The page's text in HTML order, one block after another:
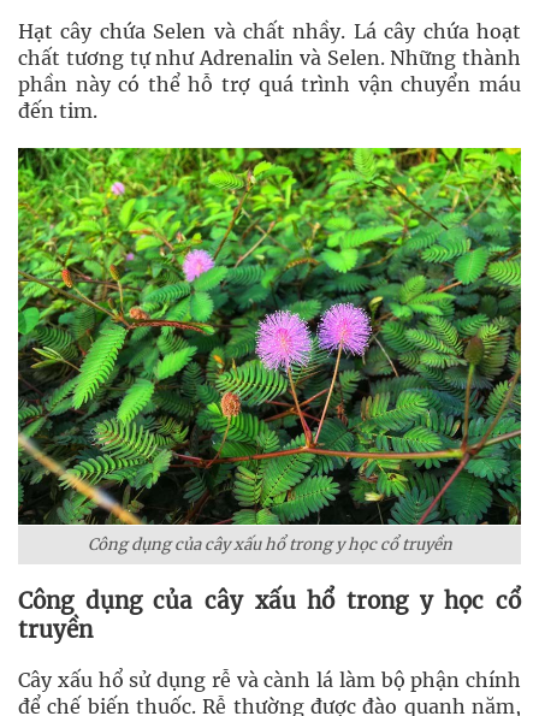
Hạt cây chứa Selen và chất nhầy. Lá cây chứa hoạt
chất tương tự như Adrenalin và Selen. Những thành
phần này có thể hỗ trợ quá trình vận chuyển máu
đến tim.
Công dụng của cây xấu hổ trong y học cổ truyền
Công dụng của cây xấu hổ trong y học cổ
truyền
Cây xấu hổ sử dụng rễ và cành lá làm bộ phận chính
để chế biến thuốc. Rễ thường được đào quanh năm,